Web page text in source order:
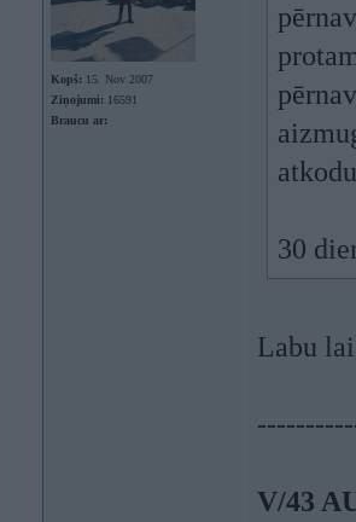
Kopš: 15. Nov 2007
Ziņojumi: 16591
Braucu ar:
30
Labu
V/43